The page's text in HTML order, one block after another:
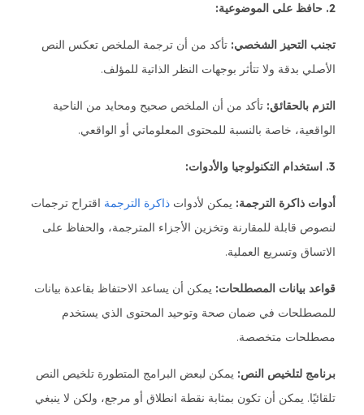
2. حافظ على الموضوعية:
تجنب التحيز الشخصي: تأكد من أن ترجمة الملخص تعكس النص
الأصلي بدقة ولا تتأثر بوجهات النظر الذاتية للمؤلف.
التزم بالحقائق: تأكد من أن الملخص صحيح ومحايد من الناحية
الواقعية، خاصة بالنسبة للمحتوى المعلوماتي أو الواقعي.
3. استخدام التكنولوجيا والأدوات:
أدوات ذاكرة الترجمة: يمكن لأدوات ذاكرة الترجمة اقتراح ترجمات
لنصوص قابلة للمقارنة وتخزين الأجزاء المترجمة، والحفاظ على
الاتساق وتسريع العملية.
قواعد بيانات المصطلحات: يمكن أن يساعد الاحتفاظ بقاعدة بيانات
للمصطلحات في ضمان صحة وتوحيد المحتوى الذي يستخدم
مصطلحات متخصصة.
برنامج لتلخيص النص: يمكن لبعض البرامج المتطورة تلخيص النص
تلقائيًا. يمكن أن تكون بمثابة نقطة انطلاق أو مرجع، ولكن لا ينبغي